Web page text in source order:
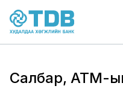
Skip to main content
Салбар, АТМ-